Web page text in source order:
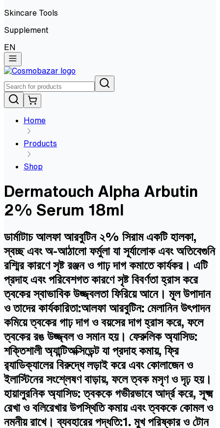
Skincare Tools
Supplement
EN
Home
Products
Shop
Dermatouch Alpha Arbutin
2% Serum 18ml
ডার্মাটাচ আলফা আরবুটিন ২% সিরাম একটি হালকা,
স্বচ্ছ এবং অ-আঠালো ফর্মুলা যা সূর্যালোক এবং অতিবেগুনি
রশ্মির কারণে সৃষ্ট রঞ্জন ও গাঢ় দাগ কমাতে কার্যকর। এটি
প্রদাহ এবং পরিবেশগত কারণে সৃষ্ট বিবর্ণতা হ্রাস করে
ত্বকের স্বাভাবিক উজ্জ্বলতা ফিরিয়ে আনে। মূল উপাদান
ও তাদের কার্যকারিতা:আলফা আরবুটিন: মেলানিন উৎপাদন
কমিয়ে ত্বকের গাঢ় দাগ ও বয়সের দাগ হ্রাস করে, ফলে
ত্বকের রঙ উজ্জ্বল ও সমান হয়। ফেরুলিক অ্যাসিড:
শক্তিশালী অ্যান্টিঅক্সিডেন্ট যা প্রদাহ কমায়, ফ্রি
র‌্যাডিক্যালের বিরুদ্ধে লড়াই করে এবং কোলাজেন ও
ইলাস্টিনের সংশ্লেষণ বাড়ায়, ফলে ত্বক মসৃণ ও দৃঢ় হয়।
হায়ালুরনিক অ্যাসিড: ত্বককে গভীরভাবে আর্দ্র করে, সূক্ষ্ম
রেখা ও বলিরেখার উপস্থিতি কমায় এবং ত্বককে কোমল ও
নমনীয় রাখে। ব্যবহারের পদ্ধতি:1. মুখ পরিষ্কার ও টোন